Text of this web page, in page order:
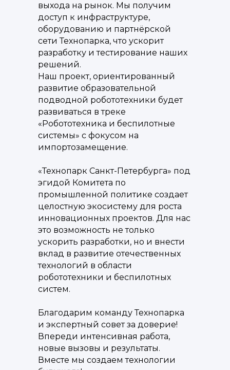
выхода на рынок. Мы получим
доступ к инфраструктуре,
оборудованию и партнёрской
сети Технопарка, что ускорит
разработку и тестирование наших
решений.
Наш проект, ориентированный
развитие образовательной
подводной робототехники будет
развиваться в треке
«Робототехника и беспилотные
системы» с фокусом на
импортозамещение.
«Технопарк Санкт-Петербурга» под
эгидой Комитета по
промышленной политике создает
целостную экосистему для роста
инновационных проектов. Для нас
это возможность не только
ускорить разработки, но и внести
вклад в развитие отечественных
технологий в области
робототехники и беспилотных
систем.
Благодарим команду Технопарка
и экспертный совет за доверие!
Впереди интенсивная работа,
новые вызовы и результаты.
Вместе мы создаем технологии